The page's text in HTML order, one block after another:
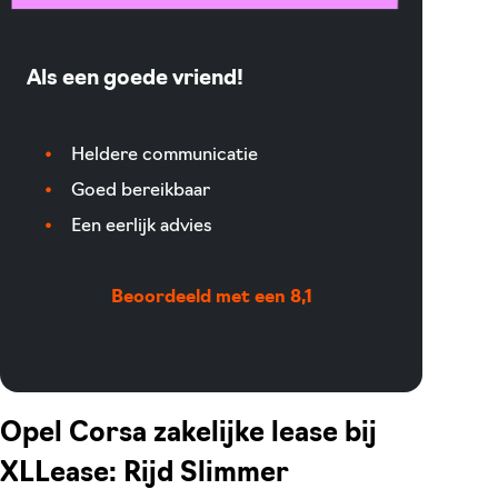
Opel Corsa zakelijke lease bij
XLLease: Rijd Slimmer
Als een goede vriend!
Heldere communicatie
Goed bereikbaar
Een eerlijk advies
Beoordeeld met een 8,1